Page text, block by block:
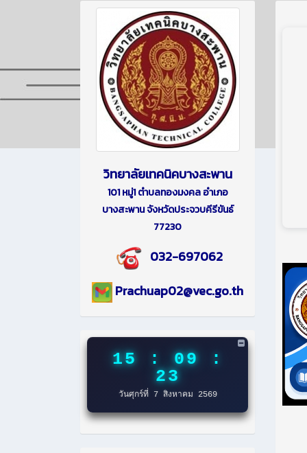
วิทยาลัยเทคนิคบางสะพาน
101 หมู่1 ตำบลทองมงคล อำเภอ
บางสะพาน จังหวัดประจวบคีรีขันธ์
77230
032-697062
Prachuap02@vec.go.th
15 : 09 :
24
วันศุกร์ที่ 7 สิงหาคม 2569